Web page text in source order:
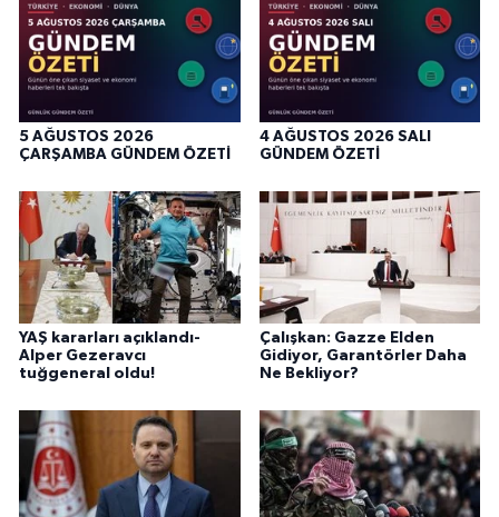
5 AĞUSTOS 2026
ÇARŞAMBA GÜNDEM ÖZETİ
4 AĞUSTOS 2026 SALI
GÜNDEM ÖZETİ
YAŞ kararları açıklandı-
Alper Gezeravcı
tuğgeneral oldu!
Çalışkan: Gazze Elden
Gidiyor, Garantörler Daha
Ne Bekliyor?